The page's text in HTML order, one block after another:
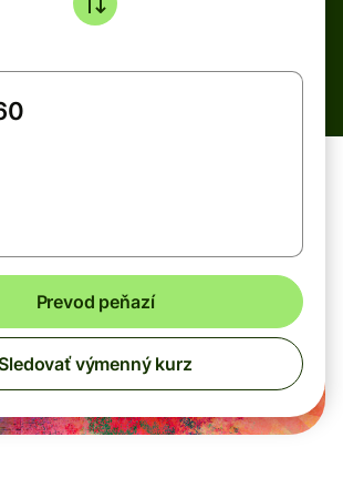
Prevod peňazí
výmenný kurz